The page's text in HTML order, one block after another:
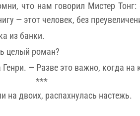
что нам говорил Мистер Тонг:
— этот человек, без
из банки.
целый роман?
— Разве это важно, когда
***
двоих, распахнулась настежь.